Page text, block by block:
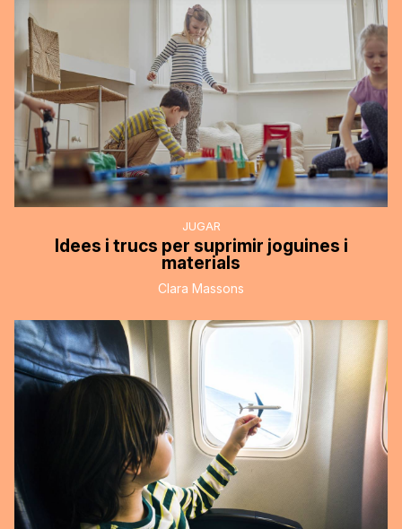
JUGAR
Idees i trucs per suprimir joguines i
materials
Clara Massons